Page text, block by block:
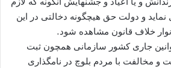
و دولت حق هیچگونه دخالتی در این
خلاف قانون مشاهده شود.
جاری کشور سازمانی همچون ثبت
و مخالفت با مردم بلوچ در نامگذاری